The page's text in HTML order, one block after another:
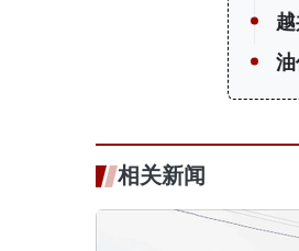
相关新闻